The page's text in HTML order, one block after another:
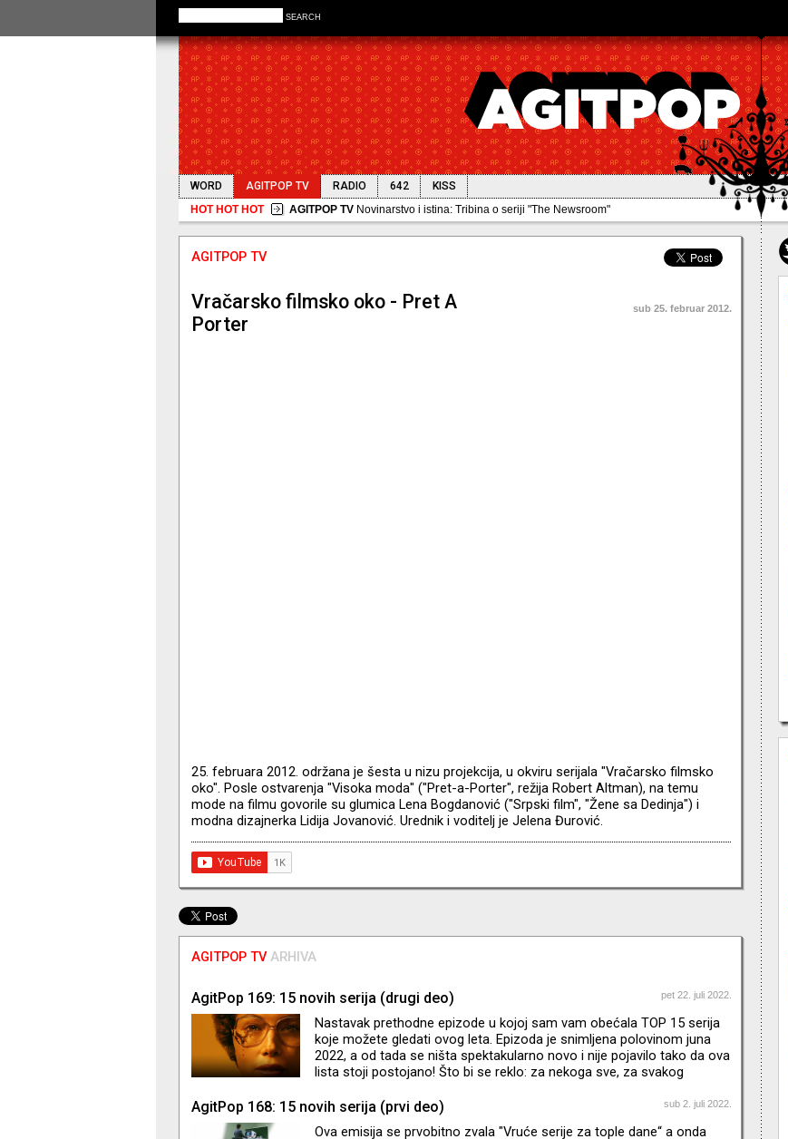
SEARCH
WORD AGITPOP TV RADIO 642 KISS
HOT HOT HOT
AGITPOP TV
Vračarsko filmsko oko - Pret A
Porter
sub 25. februar 2012.
25. februara 2012. održana je šesta u nizu projekcija, u okviru serijala "Vračarsko filmsko
oko". Posle ostvarenja "Visoka moda" ("Pret-a-Porter", režija Robert Altman), na temu
mode na filmu govorile su glumica Lena Bogdanović ("Srpski film", "Žene sa Dedinja") i
modna dizajnerka Lidija Jovanović. Urednik i voditelj je Jelena Đurović.
AGITPOP TVARHIVA
AgitPop 169: 15 novih serija (drugi deo) pet 22. juli 2022.
Nastavak prethodne epizode u kojoj sam vam obećala TOP 15 serija
koje možete gledati ovog leta. Epizoda je snimljena polovinom juna
2022, a od tada se ništa spektakularno novo i nije pojavilo tako da ova
lista stoji postojano! Što bi se reklo: za nekoga sve, za svakog
AgitPop 168: 15 novih serija (prvi deo) sub 2. juli 2022.
Ova emisija se prvobitno zvala "Vruće serije za tople dane“ a onda